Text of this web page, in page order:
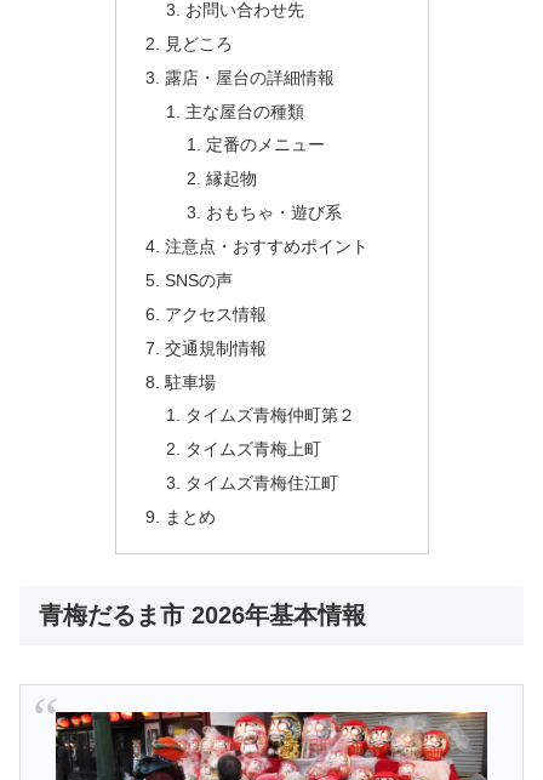
お問い合わせ先
見どころ
露店・屋台の詳細情報
主な屋台の種類
定番のメニュー
縁起物
おもちゃ・遊び系
注意点・おすすめポイント
SNSの声
アクセス情報
交通規制情報
駐車場
タイムズ青梅仲町第２
タイムズ青梅上町
タイムズ青梅住江町
まとめ
青梅だるま市 2026年基本情報